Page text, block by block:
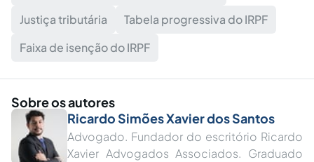
Justiça tributária
Tabela progressiva do IRPF
Faixa de isenção do IRPF
Sobre os autores
Ricardo Simões Xavier dos Santos
Advogado. Fundador do escritório Ricardo
Xavier Advogados Associados. Graduado